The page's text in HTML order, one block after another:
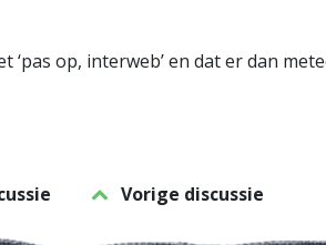
op, interweb’ en dat er dan
Vorige discussie